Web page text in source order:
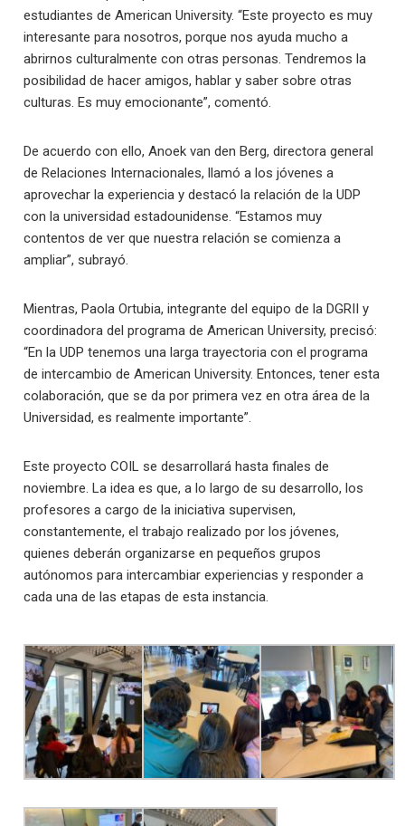
estudiantes de American University. “Este proyecto es muy
interesante para nosotros, porque nos ayuda mucho a
abrirnos culturalmente con otras personas. Tendremos la
posibilidad de hacer amigos, hablar y saber sobre otras
culturas. Es muy emocionante”, comentó.
De acuerdo con ello, Anoek van den Berg, directora general
de Relaciones Internacionales, llamó a los jóvenes a
aprovechar la experiencia y destacó la relación de la UDP
con la universidad estadounidense. “Estamos muy
contentos de ver que nuestra relación se comienza a
ampliar”, subrayó.
Mientras, Paola Ortubia, integrante del equipo de la DGRII y
coordinadora del programa de American University, precisó:
“En la UDP tenemos una larga trayectoria con el programa
de intercambio de American University. Entonces, tener esta
colaboración, que se da por primera vez en otra área de la
Universidad, es realmente importante”.
Este proyecto COIL se desarrollará hasta finales de
noviembre. La idea es que, a lo largo de su desarrollo, los
profesores a cargo de la iniciativa supervisen,
constantemente, el trabajo realizado por los jóvenes,
quienes deberán organizarse en pequeños grupos
autónomos para intercambiar experiencias y responder a
cada una de las etapas de esta instancia.